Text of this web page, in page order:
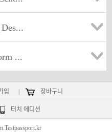
...
입 장바구니
터치 에디션